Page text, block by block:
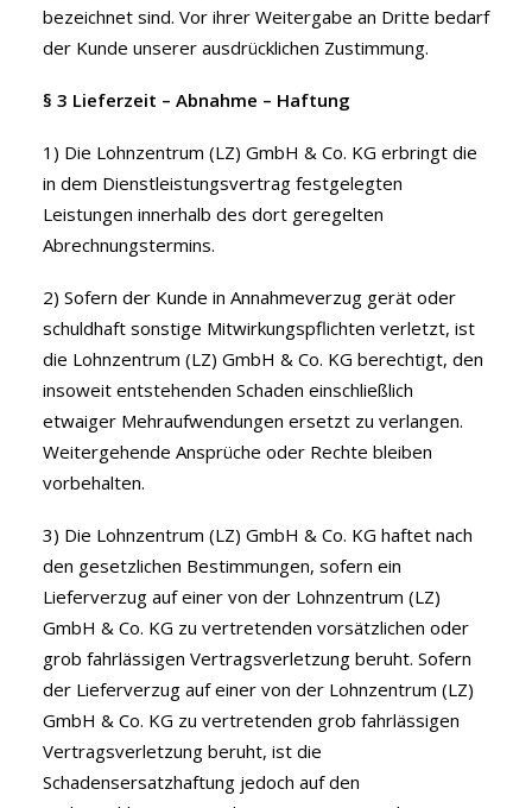
bezeichnet sind. Vor ihrer Weitergabe an Dritte bedarf
der Kunde unserer ausdrücklichen Zustimmung.
§ 3 Lieferzeit – Abnahme – Haftung
1) Die Lohnzentrum (LZ) GmbH & Co. KG erbringt die
in dem Dienstleistungsvertrag festgelegten
Leistungen innerhalb des dort geregelten
Abrechnungstermins.
2) Sofern der Kunde in Annahmeverzug gerät oder
schuldhaft sonstige Mitwirkungspflichten verletzt, ist
die Lohnzentrum (LZ) GmbH & Co. KG berechtigt, den
insoweit entstehenden Schaden einschließlich
etwaiger Mehraufwendungen ersetzt zu verlangen.
Weitergehende Ansprüche oder Rechte bleiben
vorbehalten.
3) Die Lohnzentrum (LZ) GmbH & Co. KG haftet nach
den gesetzlichen Bestimmungen, sofern ein
Lieferverzug auf einer von der Lohnzentrum (LZ)
GmbH & Co. KG zu vertretenden vorsätzlichen oder
grob fahrlässigen Vertragsverletzung beruht. Sofern
der Lieferverzug auf einer von der Lohnzentrum (LZ)
GmbH & Co. KG zu vertretenden grob fahrlässigen
Vertragsverletzung beruht, ist die
Schadensersatzhaftung jedoch auf den